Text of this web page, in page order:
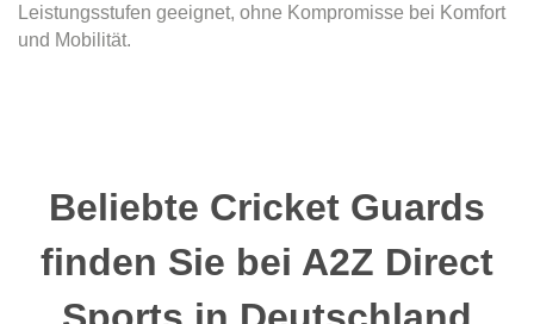
Leistungsstufen geeignet, ohne Kompromisse bei Komfort
und Mobilität.
Beliebte Cricket Guards
finden Sie bei A2Z Direct